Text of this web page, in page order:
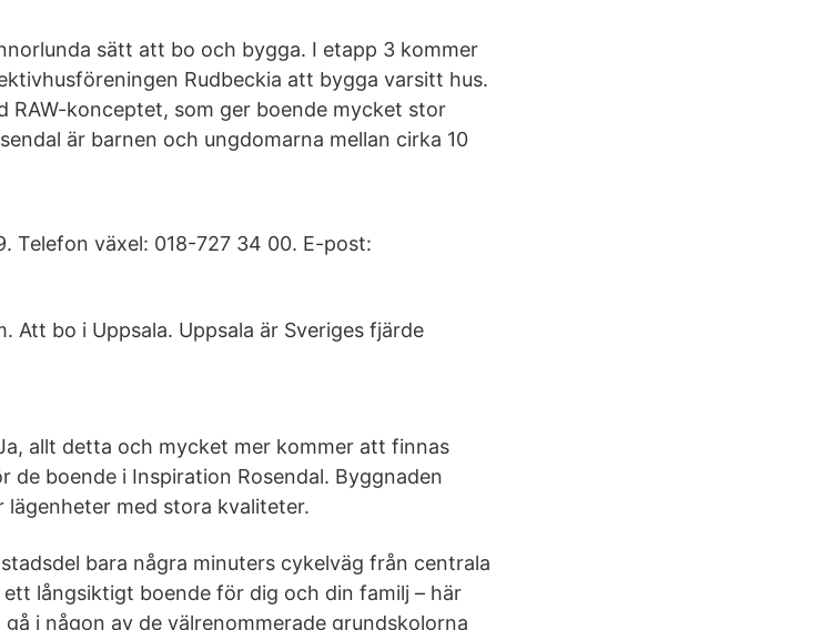
sätt att bo och bygga. I etapp 3 kommer
Rudbeckia att bygga varsitt hus.
RAW-konceptet, som ger boende mycket stor
är barnen och ungdomarna mellan cirka 10
Telefon växel: 018-727 34 00. E-post:
Att bo i Uppsala. Uppsala är Sveriges fjärde
allt detta och mycket mer kommer att finnas
de boende i Inspiration Rosendal. Byggnaden
med stora kvaliteter.
bara några minuters cykelväg från centrala
långsiktigt boende för dig och din familj – här
i någon av de välrenommerade grundskolorna